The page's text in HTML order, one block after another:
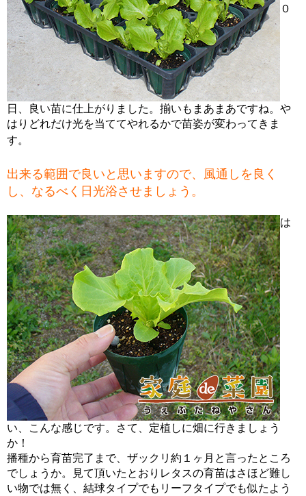
０
日、良い苗に仕上がりました。揃いもまあまあですね。や
はりどれだけ光を当ててやれるかで苗姿が変わってきま
す。
出来る範囲で良いと思いますので、風通しを良く
し、なるべく日光浴させましょう。
は
い、こんな感じです。さて、定植しに畑に行きましょう
か！
播種から育苗完了まで、ザックリ約１ヶ月と言ったところ
でしょうか。見て頂いたとおりレタスの育苗はさほど難し
い物では無く、結球タイプでもリーフタイプでも似たよう